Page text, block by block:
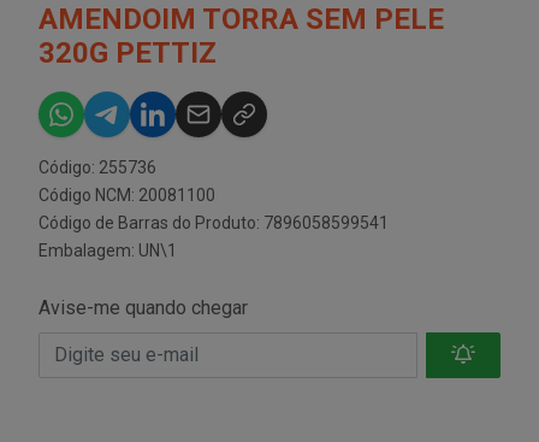
AMENDOIM TORRA SEM PELE
320G PETTIZ
Código: 255736
Código NCM: 20081100
Código de Barras do Produto: 7896058599541
Embalagem: UN\1
Avise-me quando chegar